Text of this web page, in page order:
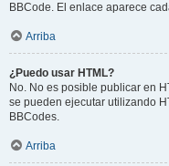
BBCode. El enlace aparece
Arriba
¿Puedo usar HTML?
No. No es posible publicar en
se pueden ejecutar utilizando
BBCodes.
Arriba